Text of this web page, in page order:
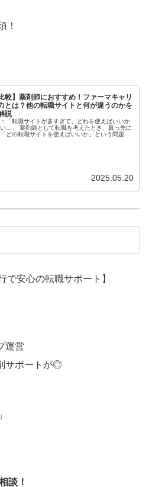
！
較】薬剤師におすすめ！ファーマキャリ
とは？他の転職サイトと何が違うのかを
説
「転職サイトが多すぎて、どれを使えばいいか
…」 薬剤師として転職を考えたとき、真っ先に
どの転職サイトを使えばいいか」という問題。
2025.05.20
で安心の転職サポート】
運営
サポートが◎
談！